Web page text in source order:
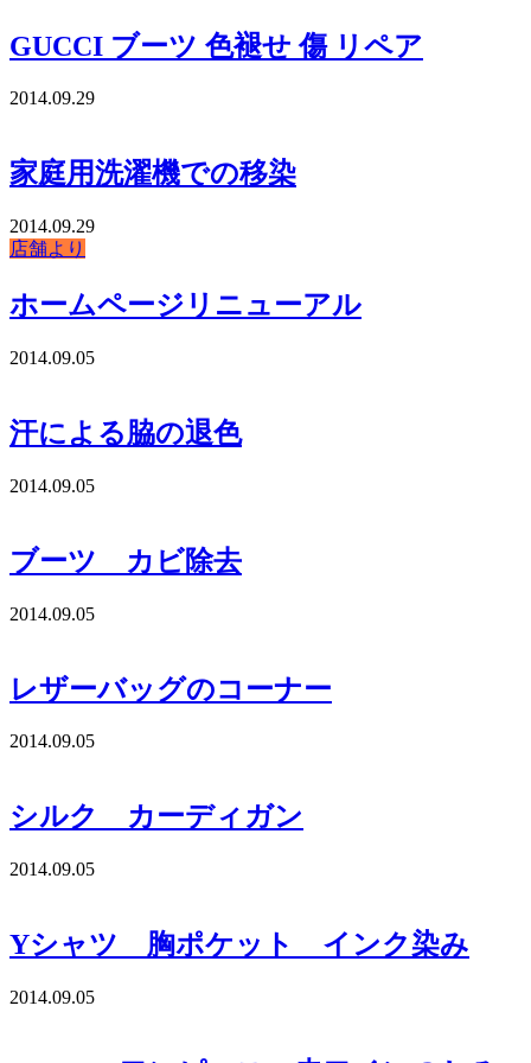
GUCCI ブーツ 色褪せ 傷 リペア
2014.09.29
家庭用洗濯機での移染
2014.09.29
店舗より
ホームページリニューアル
2014.09.05
汗による脇の退色
2014.09.05
ブーツ カビ除去
2014.09.05
レザーバッグのコーナー
2014.09.05
シルク カーディガン
2014.09.05
Yシャツ 胸ポケット インク染み
2014.09.05